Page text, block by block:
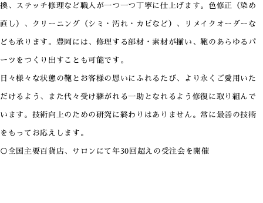
換、ステッチ修理など職人が一つ一つ丁寧に仕上げます。色修正（染め
直し）、クリーニング（シミ・汚れ・カビなど）、リメイクオーダーな
ども承ります。豊岡には、修理する部材・素材が揃い、鞄のあらゆるパ
ーツをつくり出すことも可能です。
日々様々な状態の鞄とお客様の思いにふれるたび、より永くご愛用いた
だけるよう、また代々受け継がれる一助となれるよう修復に取り組んで
います。技術向上のための研究に終わりはありません。常に最善の技術
をもってお応えします。
○全国主要百貨店、サロンにて年30回超えの受注会を開催